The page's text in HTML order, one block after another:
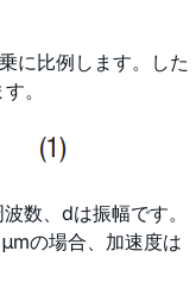
に比例します。した
。
数、dは振幅です。
の場合、加速度は